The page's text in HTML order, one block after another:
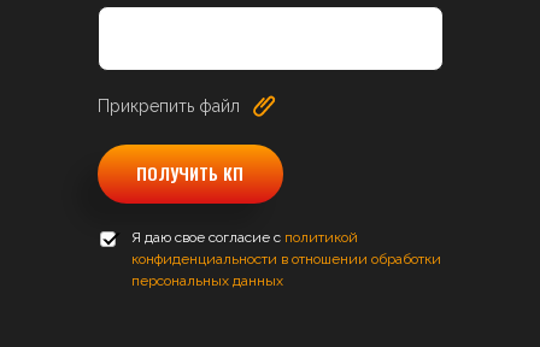
Прикрепить файл
ПОЛУЧИТЬ КП
Я даю свое согласие с политикой
конфиденциальности в отношении обработки
персональных данных